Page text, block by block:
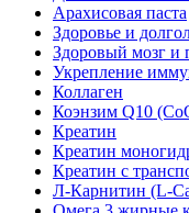
Арахисовая паста
Здоровье и
Здоровый мозг и
Укрепление
Коллаген
Коэнзим Q10
Креатин
Креатин
Креатин с
Л-Карнитин (L-